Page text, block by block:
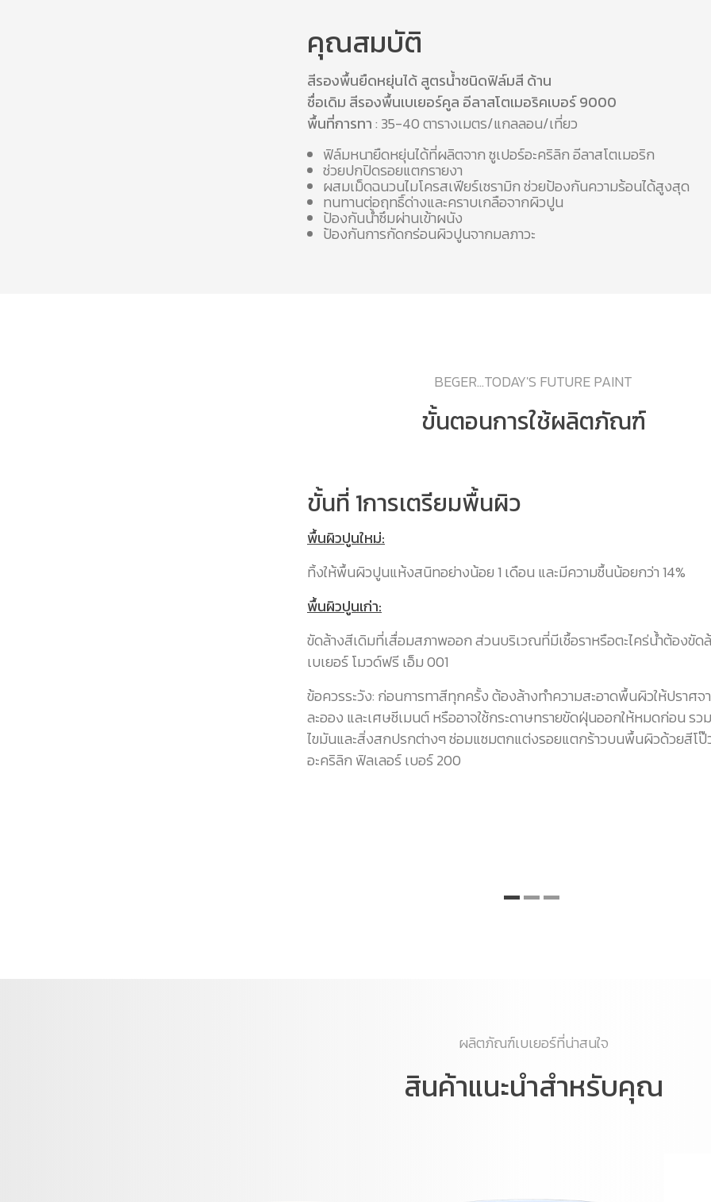
คุณสมบัติ
สีรองพื้นยืดหยุ่นได้ สูตรน้ำชนิดฟิล์มสี ด้าน
ชื่อเดิม สีรองพื้นเบเยอร์คูล อีลาสโตเมอริคเบอร์ 9000
พื้นที่การทา: 35-40 ตารางเมตร/แกลลอน/เที่ยว
ฟิล์มหนายืดหยุ่นได้ที่ผลิตจาก ซูเปอร์อะคริลิก อีลาสโตเมอริก
ช่วยปกปิดรอยแตกรายงา
ผสมเม็ดฉนวนไมโครสเฟียร์เซรามิก ช่วยป้องกันความร้อนได้สูงสุด
ทนทานต่อฤทธิ์ด่างและคราบเกลือจากผิวปูน
ป้องกันน้ำซึมผ่านเข้าผนัง
ป้องกันการกัดกร่อนผิวปูนจากมลภาวะ
BEGER...TODAY'S FUTURE PAINT
ขั้นตอนการใช้ผลิตภัณฑ์
ขั้นที่ 1การเตรียมพื้นผิว
พื้นผิวปูนใหม่:
ทิ้งให้พื้นผิวปูนแห้งสนิทอย่างน้อย 1 เดือน และมีความชื้นน้อยกว่า 14%
พื้นผิวปูนเก่า:
ขัดล้างสีเดิมที่เสื่อมสภาพออก ส่วนบริเวณที่มีเชื้อราหรือตะไคร่น้ำต้องขัด
เบเยอร์ โมวด์ฟรี เอ็ม 001
ข้อควรระวัง: ก่อนการทาสีทุกครั้ง ต้องล้างทำความสะอาดพื้นผิวให้ปราศจ
ละออง และเศษซีเมนต์ หรืออาจใช้กระดาษทรายขัดฝุ่นออกให้หมดก่อน รว
ไขมันและสิ่งสกปรกต่างๆ ซ่อมแซมตกแต่งรอยแตกร้าวบนพื้นผิวด้วยสีโป๊
อะคริลิก ฟิลเลอร์ เบอร์ 200
ผลิตภัณฑ์เบเยอร์ที่น่าสนใจ
สินค้าแนะนำสำหรับคุณ